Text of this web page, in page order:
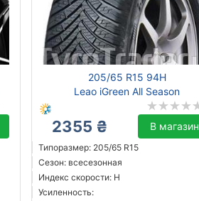
205/65 R15 94H
Leao iGreen All Season
2355 ₴ В магазин
Типоразмер: 205/65 R15
Сезон: всесезонная
Индекс скорости: H
Усиленность: